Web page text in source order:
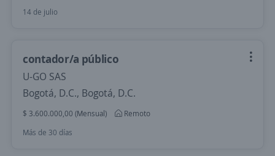
14 de julio
contador/a público
U-GO SAS
Bogotá, D.C., Bogotá, D.C.
$ 3.600.000,00 (Mensual)
Remoto
Más de 30 días